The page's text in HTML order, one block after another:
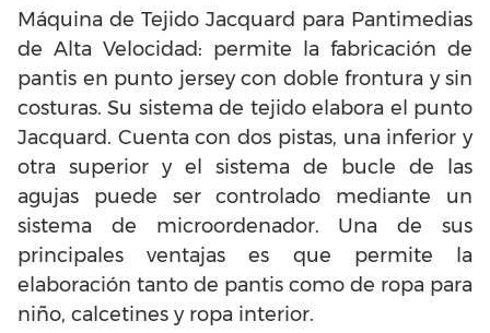
Máquina de Tejido Jacquard para Pantimedias
de Alta Velocidad: permite la fabricación de
pantis en punto jersey con doble frontura y sin
costuras. Su sistema de tejido elabora el punto
Jacquard. Cuenta con dos pistas, una inferior y
otra superior y el sistema de bucle de las
agujas puede ser controlado mediante un
sistema de microordenador. Una de sus
principales ventajas es que permite la
elaboración tanto de pantis como de ropa para
niño, calcetines y ropa interior.